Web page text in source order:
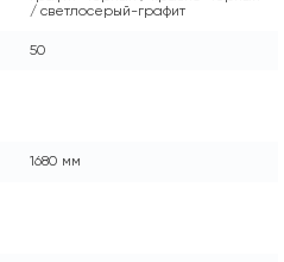
/ светлосерый-графит
50
1680 мм